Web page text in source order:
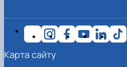
Карта сайту